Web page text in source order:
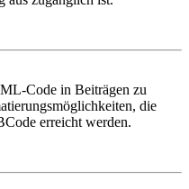
Code in Beiträgen zu
die
erreicht werden.